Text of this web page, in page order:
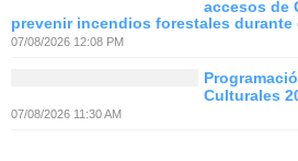
accesos de
prevenir incendios forestales durante
07/08/2026 12:08 PM
Culturales
07/08/2026 11:30 AM